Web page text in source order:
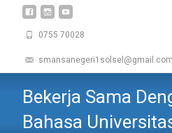
0755 70028
smansanegeri1solsel@gmail.com
Bekerja Sama
Bahasa